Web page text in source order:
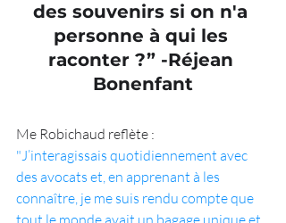
des souvenirs si on n'a
personne à qui les
raconter ?” -Réjean
Bonenfant
Me Robichaud reflète :
"J’interagissais quotidiennement avec
des avocats et, en apprenant à les
connaître, je me suis rendu compte que